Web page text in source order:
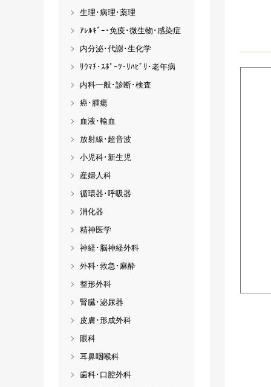
生理･病理･薬理
ｱﾚﾙｷﾞｰ･免疫･微生物･感染症
内分泌･代謝･生化学
ﾘｳﾏﾁ･ｽﾎﾟｰﾂ･ﾘﾊﾋﾞﾘ･老年病
内科一般･診断･検査
癌･腫瘍
血液･輸血
放射線･超音波
小児科･新生児
産婦人科
循環器･呼吸器
消化器
精神医学
神経･脳神経外科
外科･救急･麻酔
整形外科
腎臓･泌尿器
皮膚･形成外科
眼科
耳鼻咽喉科
歯科･口腔外科